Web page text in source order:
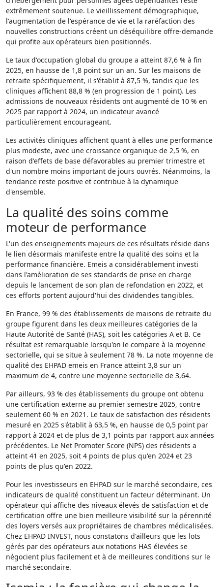
extrêmement soutenue. Le vieillissement démographique,
l'augmentation de l'espérance de vie et la raréfaction des
nouvelles constructions créent un déséquilibre offre-demande
qui profite aux opérateurs bien positionnés.
Le taux d'occupation global du groupe a atteint 87,6 % à fin
2025, en hausse de 1,8 point sur un an. Sur les maisons de
retraite spécifiquement, il s'établit à 87,5 %, tandis que les
cliniques affichent 88,8 % (en progression de 1 point). Les
admissions de nouveaux résidents ont augmenté de 10 % en
2025 par rapport à 2024, un indicateur avancé
particulièrement encourageant.
Les activités cliniques affichent quant à elles une performance
plus modeste, avec une croissance organique de 2,5 %, en
raison d'effets de base défavorables au premier trimestre et
d'un nombre moins important de jours ouvrés. Néanmoins, la
tendance reste positive et contribue à la dynamique
d'ensemble.
La qualité des soins comme
moteur de performance
L'un des enseignements majeurs de ces résultats réside dans
le lien désormais manifeste entre la qualité des soins et la
performance financière. Emeis a considérablement investi
dans l'amélioration de ses standards de prise en charge
depuis le lancement de son plan de refondation en 2022, et
ces efforts portent aujourd'hui des dividendes tangibles.
En France, 99 % des établissements de maisons de retraite du
groupe figurent dans les deux meilleures catégories de la
Haute Autorité de Santé (HAS), soit les catégories A et B. Ce
résultat est remarquable lorsqu'on le compare à la moyenne
sectorielle, qui se situe à seulement 78 %. La note moyenne de
qualité des EHPAD emeis en France atteint 3,8 sur un
maximum de 4, contre une moyenne sectorielle de 3,64.
Par ailleurs, 93 % des établissements du groupe ont obtenu
une certification externe au premier semestre 2025, contre
seulement 60 % en 2021. Le taux de satisfaction des résidents
mesuré en 2025 s'établit à 63,5 %, en hausse de 0,5 point par
rapport à 2024 et de plus de 3,1 points par rapport aux années
précédentes. Le Net Promoter Score (NPS) des résidents a
atteint 41 en 2025, soit 4 points de plus qu'en 2024 et 23
points de plus qu'en 2022.
Pour les investisseurs en EHPAD sur le marché secondaire, ces
indicateurs de qualité constituent un facteur déterminant. Un
opérateur qui affiche des niveaux élevés de satisfaction et de
certification offre une bien meilleure visibilité sur la pérennité
des loyers versés aux propriétaires de chambres médicalisées.
Chez EHPAD INVEST, nous constatons d'ailleurs que les lots
gérés par des opérateurs aux notations HAS élevées se
négocient plus facilement et à de meilleures conditions sur le
marché secondaire.